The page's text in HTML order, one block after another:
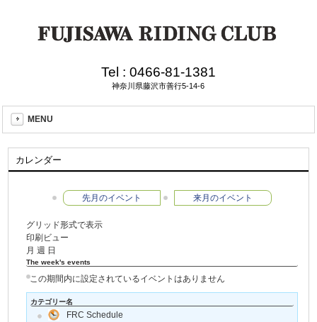
Tel : 0466-81-1381
神奈川県藤沢市善行5-14-6
MENU
カレンダー
先月のイベント 来月のイベント
グリッド形式で表示
印刷ビュー
月 週 日
The week's events
この期間内に設定されているイベントはありません
カテゴリー名
FRC Schedule